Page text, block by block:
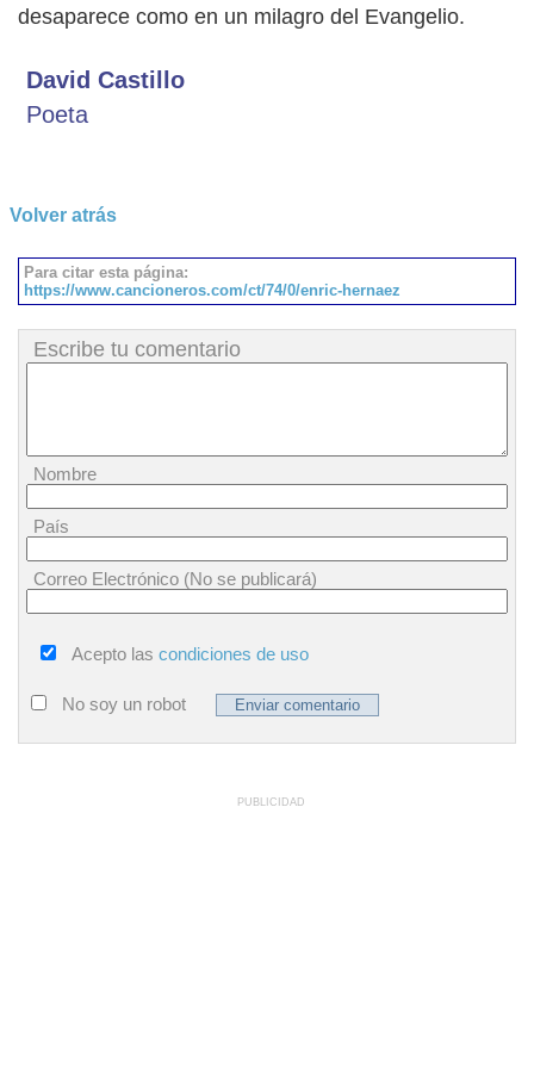
desaparece como en un milagro del Evangelio.
David Castillo
Poeta
Volver atrás
Para citar esta página:
https://www.cancioneros.com/ct/74/0/enric-hernaez
Escribe tu comentario
Nombre
País
Correo Electrónico (No se publicará)
Acepto las condiciones de uso
No soy un robot
PUBLICIDAD